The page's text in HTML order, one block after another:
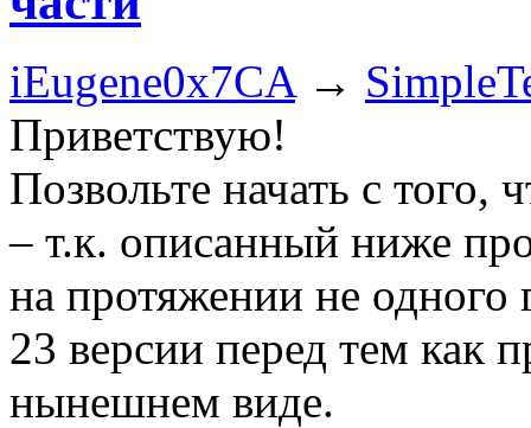
iEugene0x7CA→
Приветствую!
Позвольте начать с того,
– т.к. описанный ниже
на протяжении не одного
23 версии перед тем как
нынешнем виде.